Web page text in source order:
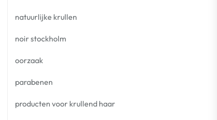
natuurlijke krullen
noir stockholm
oorzaak
parabenen
producten voor krullend haar